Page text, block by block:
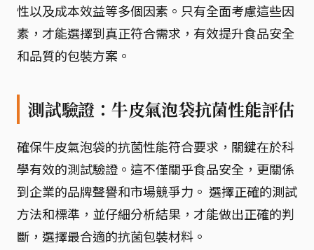
性以及成本效益等多個因素。只有全面考慮這些因
素，才能選擇到真正符合需求，有效提升食品安全
和品質的包裝方案。
測試驗證：牛皮氣泡袋抗菌性能評估
確保牛皮氣泡袋的抗菌性能符合要求，關鍵在於科
學有效的測試驗證。這不僅關乎食品安全，更關係
到企業的品牌聲譽和市場競爭力。 選擇正確的測試
方法和標準，並仔細分析結果，才能做出正確的判
斷，選擇最合適的抗菌包裝材料。